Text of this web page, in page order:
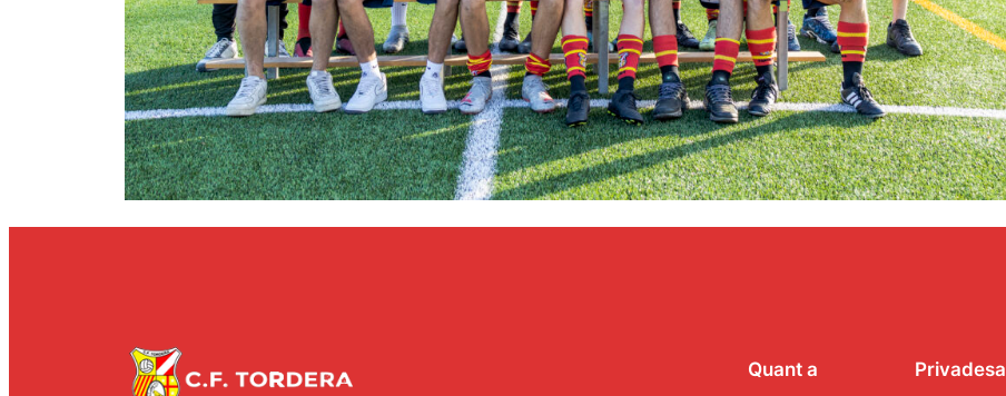
Quant a Privadesa